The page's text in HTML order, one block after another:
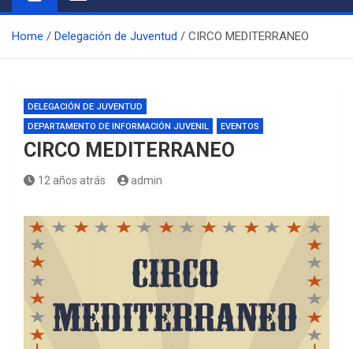
Home Delegación de Juventud CIRCO MEDITERRANEO
DELEGACIÓN DE JUVENTUD
DEPARTAMENTO DE INFORMACIÓN JUVENIL
EVENTOS
CIRCO MEDITERRANEO
12 años atrás admin